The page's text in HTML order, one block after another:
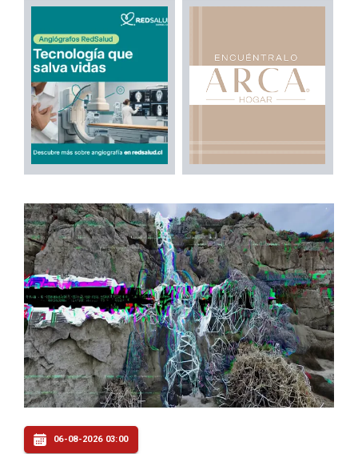
06-08-2026 03:00